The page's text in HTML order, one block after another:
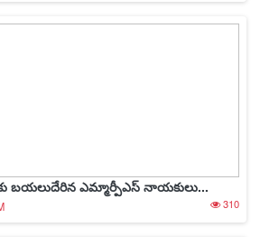
బయలుదేరిన ఎమ్మార్పీఎస్ నాయకులు...
310